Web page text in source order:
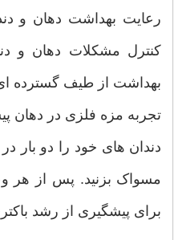
رعایت بهداشت دهان و
کنترل مشکلات دهان و
بهداشت از طیف گسترده
تجربه مزه فلزی در دهان
دندان های خود را دو بار
مسواک بزنید. پس از هر
برای پیشگیری از رشد